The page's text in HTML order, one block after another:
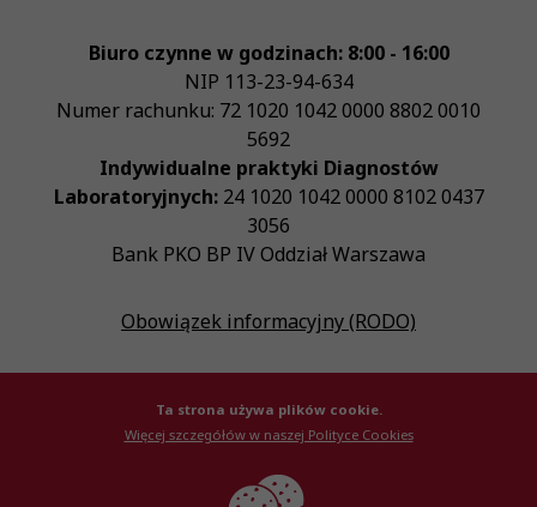
Biuro czynne w godzinach: 8:00 - 16:00
NIP 113-23-94-634
Numer rachunku: 72 1020 1042 0000 8802 0010
5692
Indywidualne praktyki Diagnostów
Laboratoryjnych:24 1020 1042 0000 8102 0437
3056
Bank PKO BP IV Oddział Warszawa
Obowiązek informacyjny (RODO)
© Krajowa Izba Diagnostów Laboratoryjnych 2026
Ta strona używa plików cookie.
Więcej szczegółów w naszej Polityce Cookies